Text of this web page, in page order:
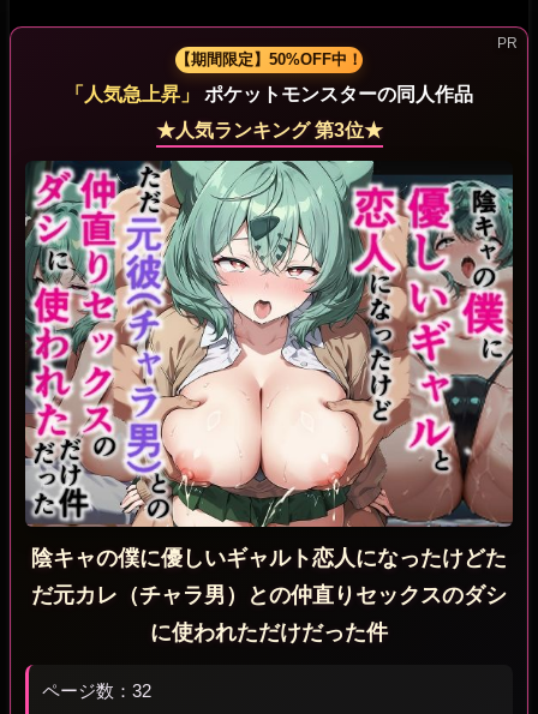
【期間限定】50%OFF中！
「人気急上昇」
ポケットモンスターの同人作品
★人気ランキング 第3位★
陰キャの僕に優しいギャルト恋人になったけどた
だ元カレ（チャラ男）との仲直りセックスのダシ
に使われただけだった件
ページ数：32